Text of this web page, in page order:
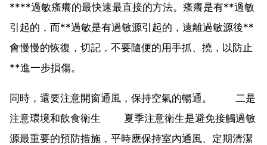
****過敏瘙癢的最快速最直接的方法。瘙癢是有**過敏
引起的，而**過敏是有過敏源引起的，遠離過敏源後**
會慢慢的恢復，切記，不要隨便的用手抓、撓，以防止
**進一步損傷。
同時，還要注意開窗通風，保持空氣的暢通。 二是
注意環境和飲食衛生 夏季注意衛生是避免接觸過敏
源最重要的預防措施，平時應保持室內通風、定期清潔